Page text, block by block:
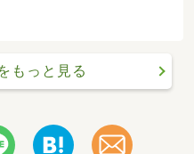
もっと見る